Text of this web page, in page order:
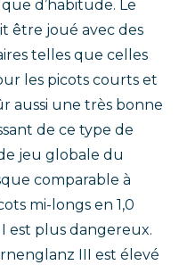
d’habitude. Le
être joué avec des
telles que celles
les picots courts et
aussi une très bonne
de ce type de
jeu globale du
comparable à
mi-longs en 1,0
est plus dangereux.
III est élevé